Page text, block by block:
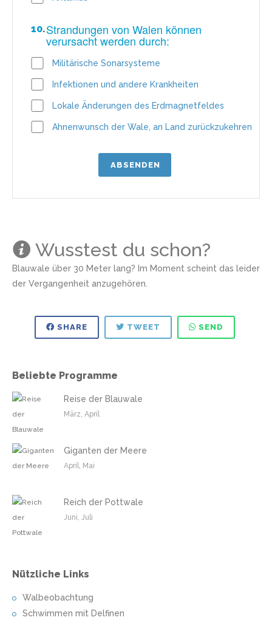
10.Strandungen von Walen können
verursacht werden durch:
Militärische Sonarsysteme
Infektionen und andere Krankheiten
Lokale Änderungen des Erdmagnetfeldes
Ahnenwunsch der Wale, an Land zurückzukehren
Wusstest du schon?
Blauwale über 30 Meter lang? Im Moment scheint das leider
der Vergangenheit anzugehören.
SHARE TWEET SEND
Beliebte Programme
Reise der Blauwale
März, April
Giganten der Meere
April, Mai
Reich der Pottwale
Juni, Juli
Nützliche Links
Walbeobachtung
Schwimmen mit Delfinen